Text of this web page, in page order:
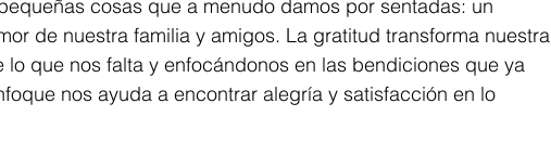
cosas que a menudo damos por sentadas: un
de nuestra familia y amigos. La gratitud transforma nuestra
que nos falta y enfocándonos en las bendiciones que ya
nos ayuda a encontrar alegría y satisfacción en lo